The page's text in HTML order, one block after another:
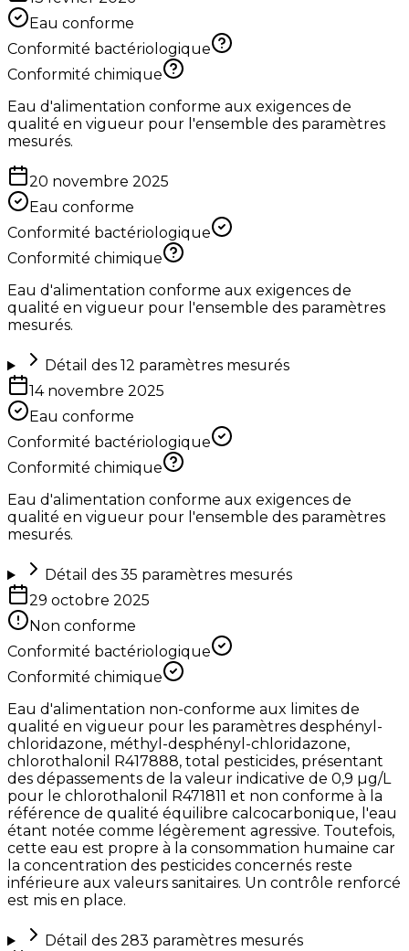
Eau conforme
Conformité bactériologique
Conformité chimique
Eau d'alimentation conforme aux exigences de
qualité en vigueur pour l'ensemble des paramètres
mesurés.
20 novembre 2025
Eau conforme
Conformité bactériologique
Conformité chimique
Eau d'alimentation conforme aux exigences de
qualité en vigueur pour l'ensemble des paramètres
mesurés.
Détail des 12 paramètres mesurés
14 novembre 2025
Eau conforme
Conformité bactériologique
Conformité chimique
Eau d'alimentation conforme aux exigences de
qualité en vigueur pour l'ensemble des paramètres
mesurés.
Détail des 35 paramètres mesurés
29 octobre 2025
Non conforme
Conformité bactériologique
Conformité chimique
Eau d'alimentation non-conforme aux limites de
qualité en vigueur pour les paramètres desphényl-
chloridazone, méthyl-desphényl-chloridazone,
chlorothalonil R417888, total pesticides, présentant
des dépassements de la valeur indicative de 0,9 µg/L
pour le chlorothalonil R471811 et non conforme à la
référence de qualité équilibre calcocarbonique, l'eau
étant notée comme légèrement agressive. Toutefois,
cette eau est propre à la consommation humaine car
la concentration des pesticides concernés reste
inférieure aux valeurs sanitaires. Un contrôle renforcé
est mis en place.
Détail des 283 paramètres mesurés